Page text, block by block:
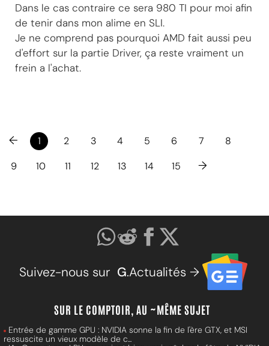
Dans le cas contraire ce sera 980 TI pour moi afin
de tenir dans mon alime en SLI.
Je ne comprend pas pourquoi AMD fait aussi peu
d'effort sur la partie Driver, ça reste vraiment un
frein a l'achat.
← 1 2 3 4 5 6 7
8
9
10 11 12 13 14 15 →
Suivez-nous sur G.Actualités →
SUR LE COMPTOIR, AU ~MÊME SUJET
Entrée de gamme GPU : NVIDIA sonne la fin de l'ère GTX, et MSI
ressuscite un vieux modèle de c...